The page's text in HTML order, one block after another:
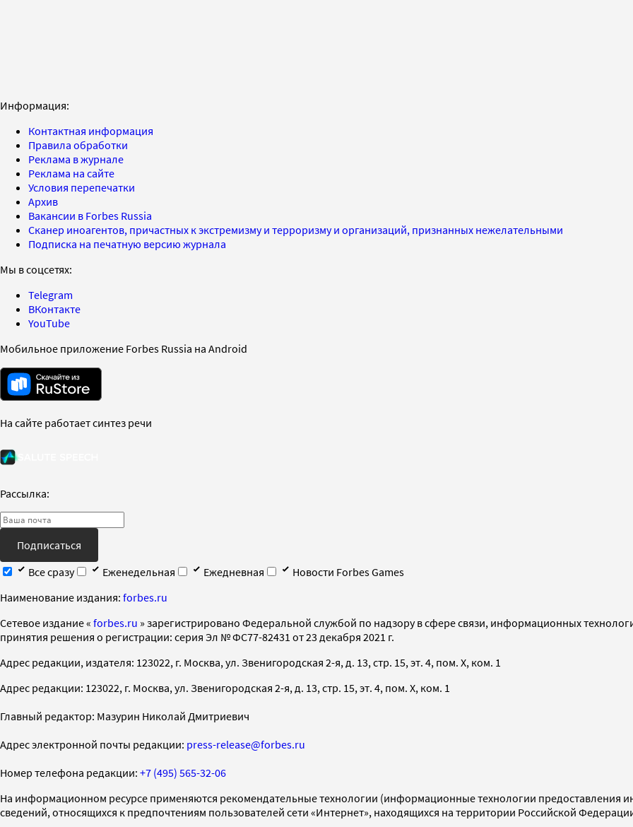
Информация:
Контактная информация
Правила обработки
Реклама в журнале
Реклама на сайте
Условия перепечатки
Архив
Вакансии в Forbes Russia
Сканер иноагентов, причастных к экстремизму и терроризму и организаций, признанных нежелательными
Подписка на печатную версию журнала
Мы в соцсетях:
Telegram
ВКонтакте
YouTube
Мобильное приложение Forbes Russia на Android
На сайте работает синтез речи
Рассылка:
Подписаться
Все сразу
Еженедельная Ежедневная
Новости Forbes Games
Наименование издания: forbes.ru
Cетевое издание « forbes.ru » зарегистрировано Федеральной службой по надзору в сфере связи, информационных
принятия решения о регистрации: серия Эл № ФС77-82431 от 23 декабря 2021 г.
Адрес редакции, издателя: 123022, г. Москва, ул. Звенигородская 2-я, д. 13, стр. 15, эт. 4, пом. X, ком. 1
Адрес редакции: 123022, г. Москва, ул. Звенигородская 2-я, д. 13, стр. 15, эт. 4, пом. X, ком. 1
Главный редактор: Мазурин Николай Дмитриевич
Адрес электронной почты редакции: press-release@forbes.ru
Номер телефона редакции: +7 (495) 565-32-06
На информационном ресурсе применяются рекомендательные технологии (информационные технологии предоставления
сведений, относящихся к предпочтениям пользователей сети «Интернет», находящихся на территории Российской